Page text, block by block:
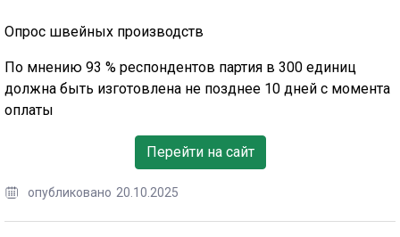
Опрос швейных производств
По мнению 93 % респондентов партия в 300 единиц
должна быть изготовлена не позднее 10 дней с момента
оплаты
Перейти на сайт
опубликовано 20.10.2025